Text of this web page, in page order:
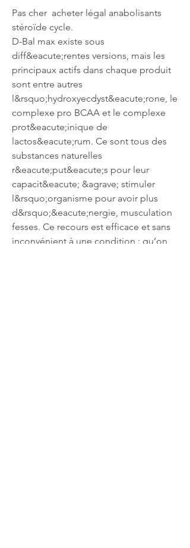
Pas cher  acheter légal anabolisants
stéroïde cycle.
D-Bal max existe sous
diff&eacute;rentes versions, mais les
principaux actifs dans chaque produit
sont entre autres
l&rsquo;hydroxyecdyst&eacute;rone, le
complexe pro BCAA et le complexe
prot&eacute;inique de
lactos&eacute;rum. Ce sont tous des
substances naturelles
r&eacute;put&eacute;s pour leur
capacit&eacute; &agrave; stimuler
l&rsquo;organisme pour avoir plus
d&rsquo;&eacute;nergie, musculation
fesses. Ce recours est efficace et sans
inconvénient à une condition : qu’on